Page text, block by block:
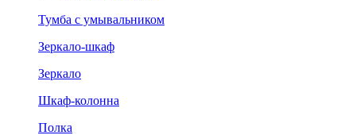
Тумба с умывальником
Зеркало-шкаф
Зеркало
Шкаф-колонна
Полка